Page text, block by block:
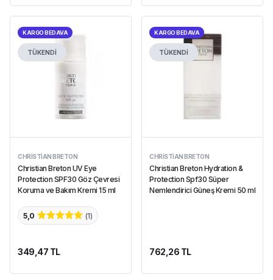
KARGO BEDAVA
TÜKENDİ
CHRISTIAN BRETON
Christian Breton UV Eye
Protection SPF30 Göz Çevresi
Koruma ve Bakım Kremi 15 ml
5,0 (1)
349,47 TL
KARGO BEDAVA
TÜKENDİ
CHRISTIAN BRETON
Christian Breton Hydration &
Protection Spf30 Süper
Nemlendirici Güneş Kremi 50 ml
762,26 TL